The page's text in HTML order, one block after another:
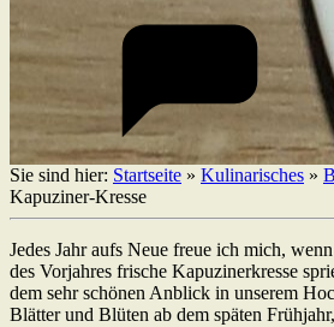
Sie sind hier: Startseite » Kulinarisches »
Kapuziner-Kresse
Jedes Jahr aufs Neue freue ich mich,
des Vorjahres frische Kapuzinerkresse
dem sehr schönen Anblick in unserem
Blätter und Blüten ab dem späten